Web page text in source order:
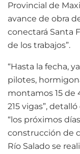
Provincial de
avance de obra
conectará Santa
de los trabajos”.
“Hasta la fecha,
pilotes,
montamos 15 de
215 vigas”,
“los próximos
construcción de
Río Salado se